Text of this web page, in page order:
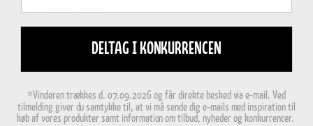
Vi er utrolig stolte af, at Hoptimisterne i dag er en del af den store danske designfamilie.
verden.
DELTAG I KONKURRENCEN
*Vinderen trækkes d. 07.09.2026 og får direkte besked via e-mail. Ved
tilmelding giver du samtykke til, at vi må sende dig e-mails med inspiration til
køb af vores produkter samt information om tilbud, nyheder og konkurrencer.